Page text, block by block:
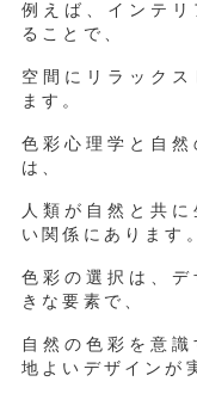
例えば、インテ
ることで、
空間にリラック
ます。
色彩心理学と自
は、
人類が自然と共
い関係にあります。
色彩の選択は、
きな要素で、
自然の色彩を意
地よいデザインが